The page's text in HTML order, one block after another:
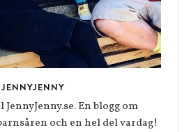
JENNYJENNY
En blogg om
och en hel del vardag!